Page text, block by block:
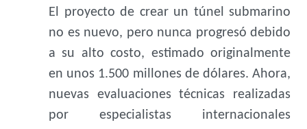
El proyecto de crear un túnel submarino
no es nuevo, pero nunca progresó debido
a su alto costo, estimado originalmente
en unos 1.500 millones de dólares. Ahora,
nuevas evaluaciones técnicas realizadas
por especialistas internacionales